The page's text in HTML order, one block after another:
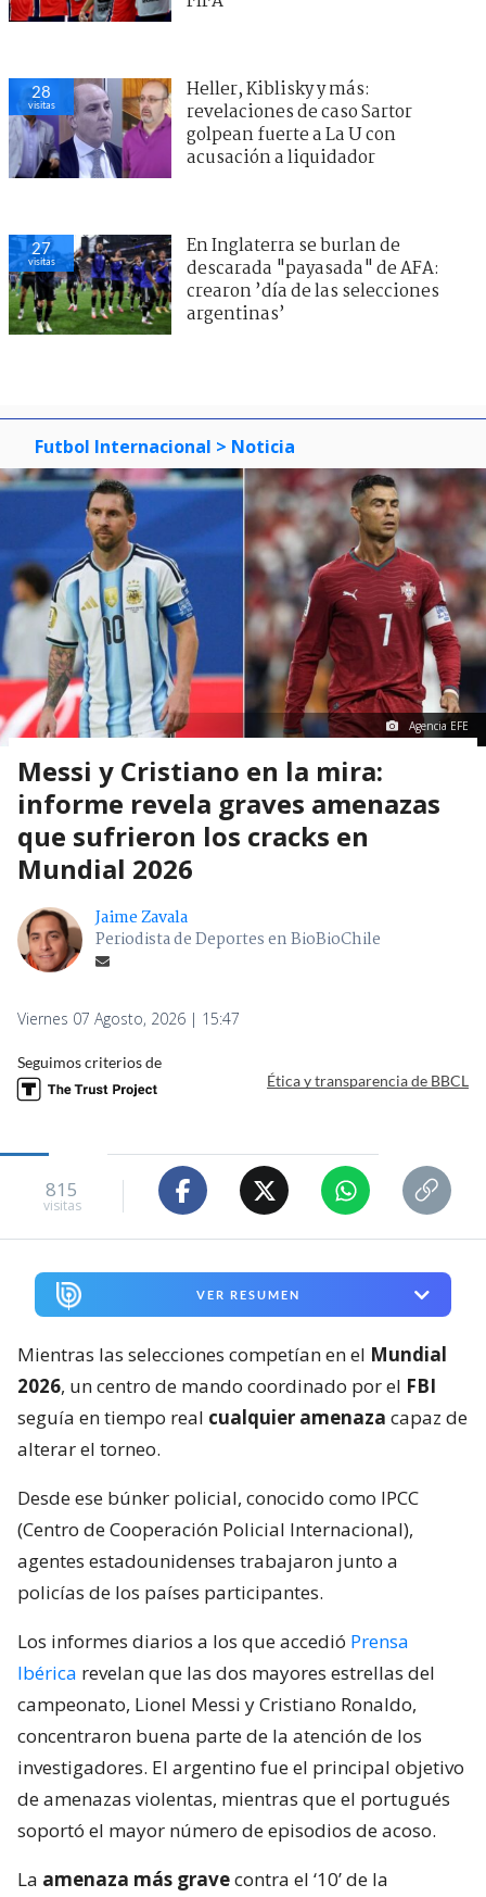
28
visitas
Heller, Kiblisky y más:
revelaciones de caso Sartor
golpean fuerte a La U con
acusación a liquidador
27
visitas
En Inglaterra se burlan de
descarada "payasada" de AFA:
crearon ’día de las selecciones
argentinas’
Futbol Internacional > Noticia
Agencia EFE
Messi y Cristiano en la mira:
informe revela graves amenazas
que sufrieron los cracks en
Mundial 2026
Jaime Zavala
Periodista de Deportes en BioBioChile
Viernes 07 Agosto, 2026 | 15:47
Seguimos criterios de
Ética y transparencia de BBCL
815
visitas
VER RESUMEN
Mientras las selecciones competían en el Mundial
2026, un centro de mando coordinado por el FBI
seguía en tiempo real cualquier amenaza capaz de
alterar el torneo.
Desde ese búnker policial, conocido como IPCC
(Centro de Cooperación Policial Internacional),
agentes estadounidenses trabajaron junto a
policías de los países participantes.
Los informes diarios a los que accedió Prensa
Ibérica revelan que las dos mayores estrellas del
campeonato, Lionel Messi y Cristiano Ronaldo,
concentraron buena parte de la atención de los
investigadores. El argentino fue el principal objetivo
de amenazas violentas, mientras que el portugués
soportó el mayor número de episodios de acoso.
La amenaza más gravecontra el ‘10’ de la